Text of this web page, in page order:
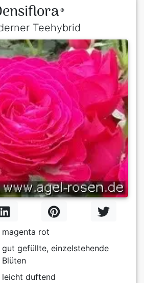
®
Teehybrid
magenta rot
gut gefüllte, einzelstehende
Blüten
leicht duftend